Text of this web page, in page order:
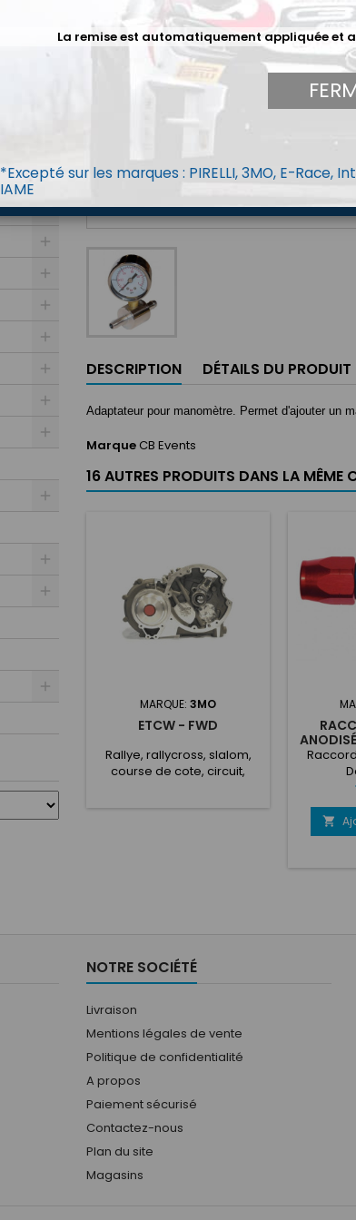
DESCRIPTION DÉTAILS DU PRODUIT
Adaptateur pour manomètre. Permet d'ajouter un
MarqueCB Events
16 AUTRES PRODUITS DANS LA MÊME
MARQUE: 3MO
ETCW - FWD
Rallye, rallycross, slalom,
course de cote, circuit,
DEMANDE: Kit entretoise
moteur Kit tulipes...

NOTRE SOCIÉTÉ
Livraison
Mentions légales de vente
Politique de confidentialité
A propos
Paiement sécurisé
Contactez-nous
Plan du site
Magasins
La remise est automatiquement appliquée
*Excepté sur les marques : PIRELLI, 3MO, E-Race,
IAME